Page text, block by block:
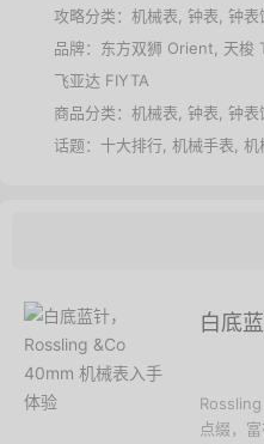
攻略分类： 机械表 钟表 钟表
品牌： 东方双狮 Orient 天梭
飞亚达 FIYTA
商品分类： 机械表 钟表 钟表
话题： 十大排行 机械手表 机
白底
点缀，